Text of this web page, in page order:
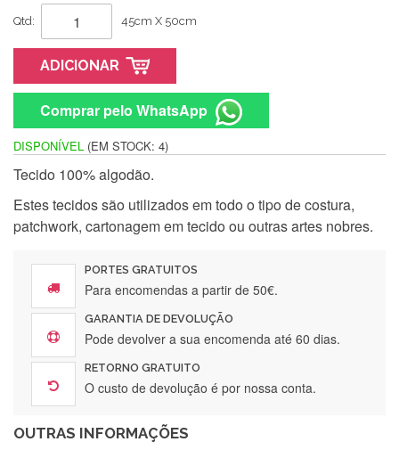
Qtd: 45cm X 50cm
ADICIONAR
Comprar pelo WhatsApp
DISPONÍVEL (EM STOCK: 4)
Tecido 100% algodão.
Estes tecidos são utilizados em todo o tipo de costura,
patchwork, cartonagem em tecido ou outras artes nobres.
PORTES GRATUITOS
Para encomendas a partir de 50€.
GARANTIA DE DEVOLUÇÃO
Pode devolver a sua encomenda até 60 dias.
RETORNO GRATUITO
O custo de devolução é por nossa conta.
OUTRAS INFORMAÇÕES